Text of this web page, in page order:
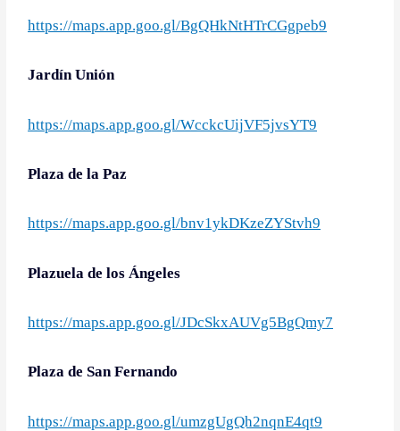
https://maps.app.goo.gl/BgQHkNtHTrCGgpeb9
Jardín Unión
https://maps.app.goo.gl/WcckcUijVF5jvsYT9
Plaza de la Paz
https://maps.app.goo.gl/bnv1ykDKzeZYStvh9
Plazuela de los Ángeles
https://maps.app.goo.gl/JDcSkxAUVg5BgQmy7
Plaza de San Fernando
https://maps.app.goo.gl/umzgUgQh2nqnE4qt9